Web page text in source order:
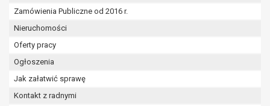
Zamówienia Publiczne od 2016 r.
Nieruchomości
Oferty pracy
Ogłoszenia
Jak załatwić sprawę
Kontakt z radnymi
szczególną sytuacją. W razie wniesienia
podstaw do ustalenia, dochodzenia lub